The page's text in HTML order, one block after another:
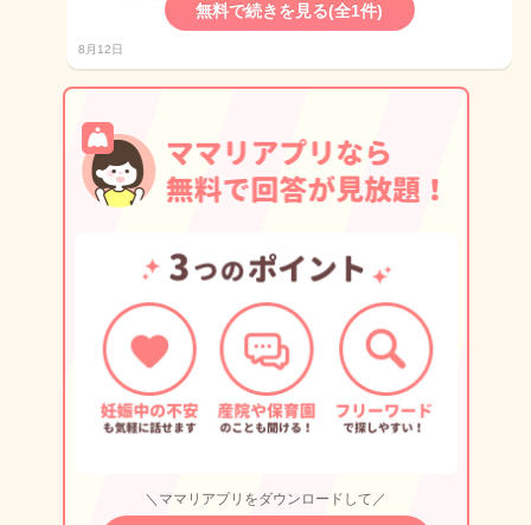
無料で続きを見る(全1件)
8月12日
＼ママリアプリをダウンロードして／